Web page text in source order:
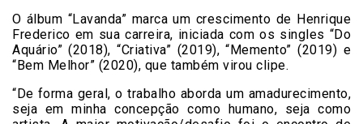
O álbum “Lavanda” marca um crescimento de Henrique
Frederico em sua carreira, iniciada com os singles “Do
Aquário” (2018), “Criativa” (2019), “Memento” (2019) e
“Bem Melhor” (2020), que também virou clipe.
“De forma geral, o trabalho aborda um amadurecimento,
seja em minha concepção como humano, seja como